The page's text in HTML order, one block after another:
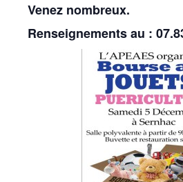
Venez nombreux.
Renseignements au :